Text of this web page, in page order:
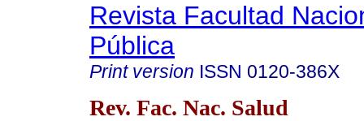
Revista Facultad
Pública
Print version ISSN 0120-386X
Rev. Fac. Nac. Salud